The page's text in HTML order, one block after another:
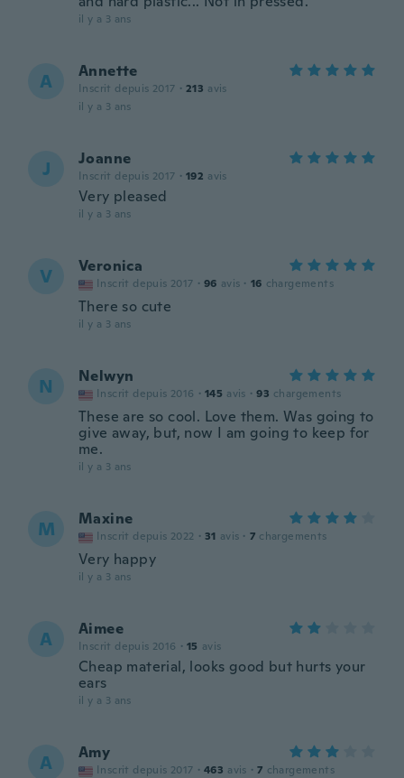
il y a 3 ans
A Annette
Inscrit depuis 2017 · 213 avis
il y a 3 ans
J Joanne
Inscrit depuis 2017 · 192 avis
Very pleased
il y a 3 ans
V Veronica
Inscrit depuis 2017 · 96 avis · 16 chargements
There so cute
il y a 3 ans
N Nelwyn
Inscrit depuis 2016 · 145 avis · 93 chargements
These are so cool. Love them. Was going to
give away, but, now I am going to keep for
me.
il y a 3 ans
M Maxine
Inscrit depuis 2022 · 31 avis · 7 chargements
Very happy
il y a 3 ans
A Aimee
Inscrit depuis 2016 · 15 avis
Cheap material, looks good but hurts your
ears
il y a 3 ans
A Amy
Inscrit depuis 2017 · 463 avis · 7 chargements